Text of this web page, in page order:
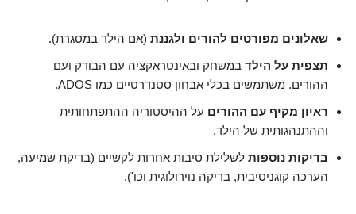
שאלונים מפורטים להורים ולגננת (אם הילד במסגרת).
תצפית על הילד במשחק ובאינטראקציה עם הבודק ועם
ההורים. משתמשים בכלי אבחון סטנדרטיים כמו ADOS.
ראיון מקיף עם ההורים על ההיסטוריה ההתפתחותית
וההתנהגותית של הילד.
בדיקות נוספות לשלילת סיבות אחרות לקשיים (בדיקת שמיעה,
הערכה קוגניטיבית, בדיקה נוירולוגית וכו').